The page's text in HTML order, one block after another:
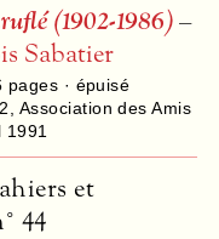
(1902-1986)–
Sabatier
pages · épuisé
, Association des Amis
1991
et
44